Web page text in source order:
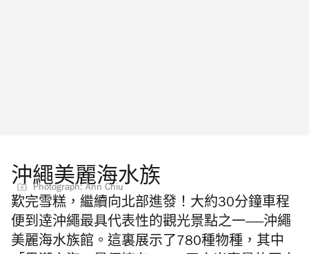
沖繩美麗海水族
Photograph: Ann Chiu
歎完雪糕，繼續向北部進發！大約30分鐘車程
便到逹沖繩最具代表性的觀光景點之一——沖繩
美麗海水族館。這裏展示了780種物種，其中